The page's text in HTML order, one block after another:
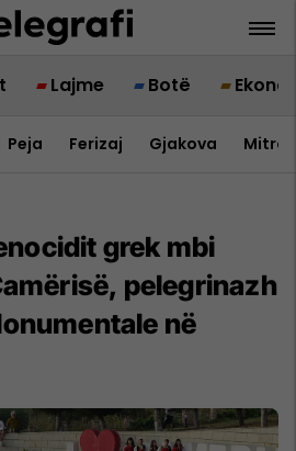
Lajme Botë
Peja Ferizaj Gjakova
grek mbi
pelegrinazh
në